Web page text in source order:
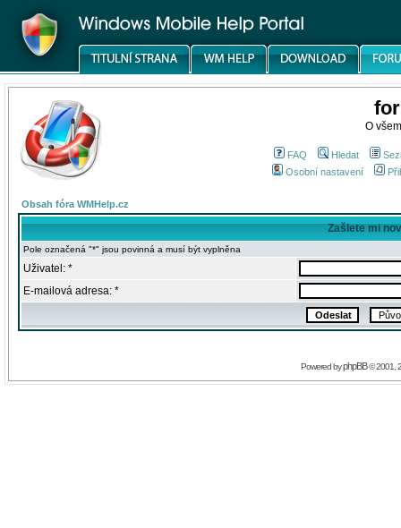
O
FAQ Hledat
Osobní nastavení
Obsah fóra WMHelp.cz
Zašlete mi
Pole označená "*" jsou povinná a musí být vyplněna
Uživatel: *
E-mailová adresa: *
Powered byphpBB© 2001,